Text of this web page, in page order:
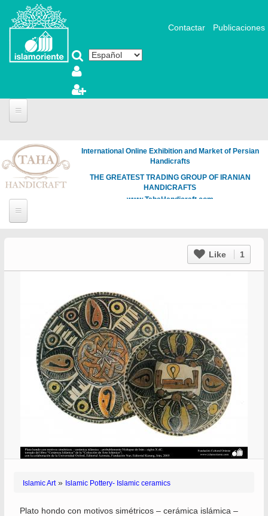
Pasar al contenido principal
Contactar Publicaciones
International Online Exhibition and Market of Persian
Handicrafts
THE GREATEST TRADING GROUP OF IRANIAN
HANDICRAFTS
www.TahaHandicraft.com
Like 1
Islamic Art» Islamic Pottery- Islamic ceramics
Plato hondo con motivos simétricos – cerámica islámica –